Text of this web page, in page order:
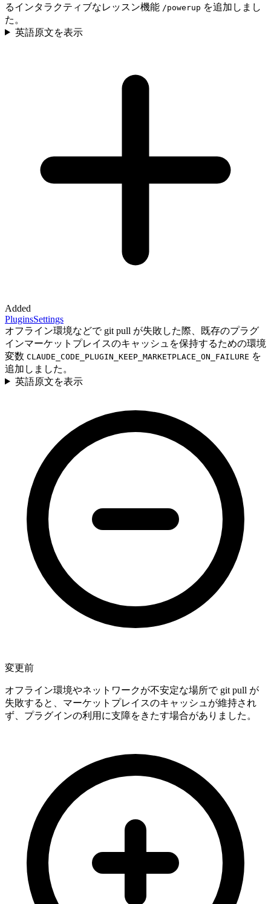
るインタラクティブなレッスン機能 /powerup を追加しまし
た。
英語原文を表示
Added
PluginsSettings
オフライン環境などで git pull が失敗した際、既存のプラグ
インマーケットプレイスのキャッシュを保持するための環境
変数 CLAUDE_CODE_PLUGIN_KEEP_MARKETPLACE_ON_FAILURE を
追加しました。
英語原文を表示
変更前
オフライン環境やネットワークが不安定な場所で git pull が
失敗すると、マーケットプレイスのキャッシュが維持され
ず、プラグインの利用に支障をきたす場合がありました。